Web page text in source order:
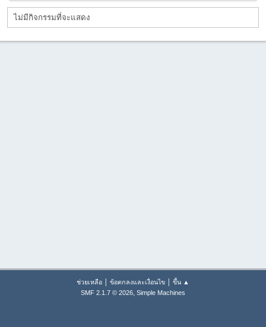
ไม่มีกิจกรรมที่จะแสดง
ช่วยเหลือ | ข้อตกลงและเงื่อนไข | ขึ้น ▲
SMF 2.1.7 © 2026, Simple Machines